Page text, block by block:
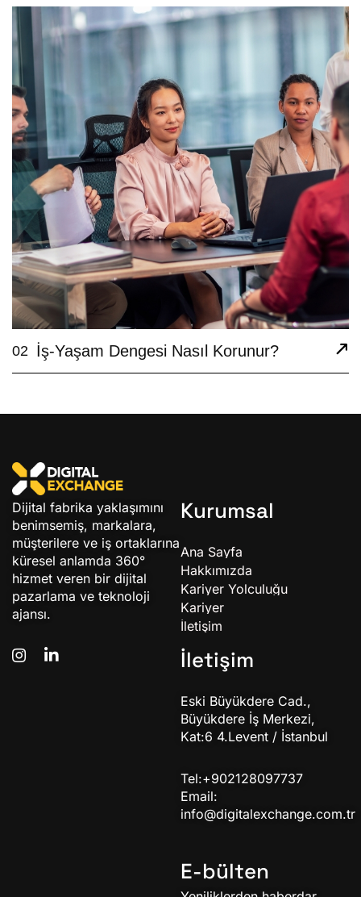
02 İş-Yaşam Dengesi Nasıl Korunur?
Dijital fabrika yaklaşımını
benimsemiş, markalara,
müşterilere ve iş ortaklarına
küresel anlamda 360°
hizmet veren bir dijital
pazarlama ve teknoloji
ajansı.
Kurumsal
Ana Sayfa
Hakkımızda
Kariyer Yolculuğu
Kariyer
İletişim
İletişim
Eski Büyükdere Cad.,
Büyükdere İş Merkezi,
Kat:6 4.Levent / İstanbul
Tel:+902128097737
Email:
info@digitalexchange.com.tr
E-bülten